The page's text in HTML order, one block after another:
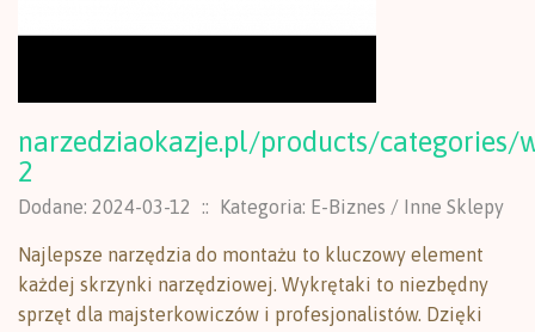
narzedziaokazje.pl/products/categories/
2
Dodane: 2024-03-12 :: Kategoria: E-Biznes / Inne Sklepy
Najlepsze narzędzia do montażu to kluczowy element
każdej skrzynki narzędziowej. Wykrętaki to niezbędny
sprzęt dla majsterkowiczów i profesjonalistów. Dzięki